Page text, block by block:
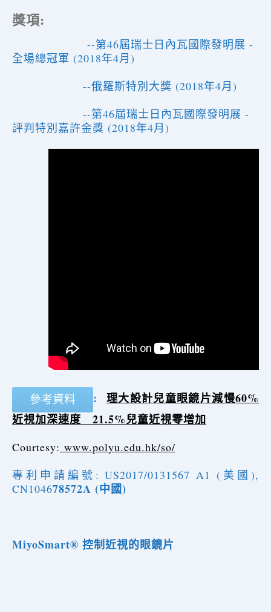
獎項:
--第46屆瑞士日內瓦國際發明展 -
全場總冠軍 (2018年4月)
--俄羅斯特別大獎 (2018年4月)
--第46屆瑞士日內瓦國際發明展 -
評判特別嘉許金獎 (2018年4月)
參考資料 : 理大設計兒童眼鏡片減慢60%
近視加深速度 21.5%兒童近視零增加
Courtesy: www.polyu.edu.hk/so/
專利申請編號: US2017/0131567 A1 (美國),
CN104678572A (中國)
MiyoSmart® 控制近視的眼鏡片